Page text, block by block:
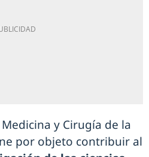
y Cirugía de la
por objeto contribuir al